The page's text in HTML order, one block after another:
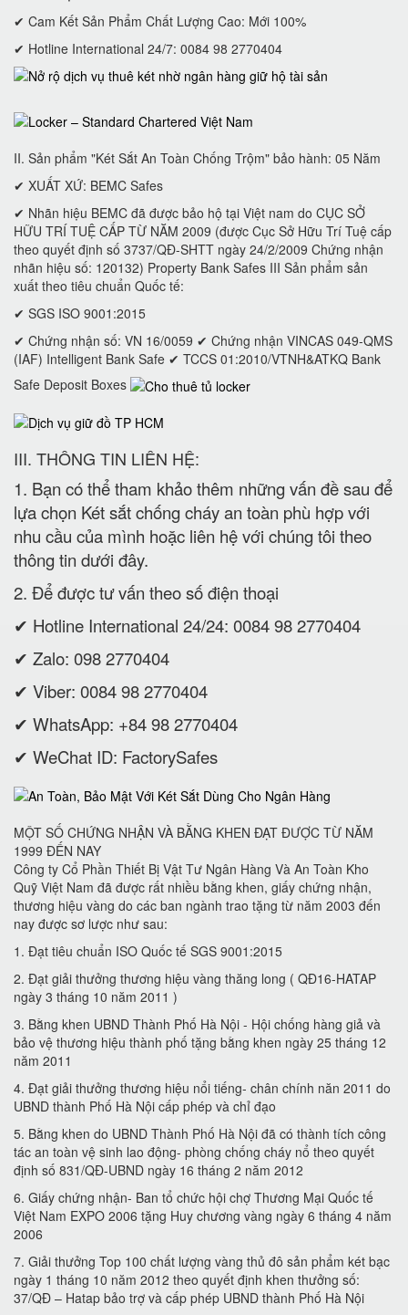
✔ Cam Kết Sản Phẩm Chất Lượng Cao: Mới 100%
✔ Hotline International 24/7: 0084 98 2770404
II. Sản phẩm "Két Sắt An Toàn Chống Trộm" bảo hành: 05 Năm
✔ XUẤT XỨ: BEMC Safes
✔ Nhãn hiệu BEMC đã được bảo hộ tại Việt nam do CỤC SỞ
HỮU TRÍ TUỆ CẤP TỪ NĂM 2009 (được Cục Sở Hữu Trí Tuệ cấp
theo quyết định số 3737/QĐ-SHTT ngày 24/2/2009 Chứng nhận
nhãn hiệu số: 120132) Property Bank Safes III Sản phẩm sản
xuất theo tiêu chuẩn Quốc tế:
✔ SGS ISO 9001:2015
✔ Chứng nhận số: VN 16/0059 ✔ Chứng nhận VINCAS 049-QMS
(IAF) Intelligent Bank Safe ✔ TCCS 01:2010/VTNH&ATKQ Bank
Safe Deposit Boxes
III. THÔNG TIN LIÊN HỆ:
1. Bạn có thể tham khảo thêm những vấn đề sau để
lựa chọn Két sắt chống cháy an toàn phù hợp với
nhu cầu của mình hoặc liên hệ với chúng tôi theo
thông tin dưới đây.
2. Để được tư vấn theo số điện thoại
✔ Hotline International 24/24: 0084 98 2770404
✔ Zalo: 098 2770404
✔ Viber: 0084 98 2770404
✔ WhatsApp: +84 98 2770404
✔ WeChat ID: FactorySafes
MỘT SỐ CHỨNG NHẬN VÀ BẰNG KHEN ĐẠT ĐƯỢC TỪ NĂM
1999 ĐẾN NAY
Công ty Cổ Phần Thiết Bị Vật Tư Ngân Hàng Và An Toàn Kho
Quỹ Việt Nam đã được rất nhiều bằng khen, giấy chứng nhận,
thương hiệu vàng do các ban ngành trao tặng từ năm 2003 đến
nay được sơ lược như sau:
1. Đạt tiêu chuẩn ISO Quốc tế SGS 9001:2015
2. Đạt giải thưởng thương hiệu vàng thăng long ( QĐ16-HATAP
ngày 3 tháng 10 năm 2011 )
3. Bằng khen UBND Thành Phố Hà Nội - Hội chống hàng giả và
bảo vệ thương hiệu thành phố tặng bằng khen ngày 25 tháng 12
năm 2011
4. Đạt giải thưởng thương hiệu nổi tiếng- chân chính năn 2011 do
UBND thành Phố Hà Nội cấp phép và chỉ đạo
5. Bằng khen do UBND Thành Phố Hà Nội đã có thành tích công
tác an toàn vệ sinh lao động- phòng chống cháy nổ theo quyết
định số 831/QĐ-UBND ngày 16 tháng 2 năm 2012
6. Giấy chứng nhận- Ban tổ chức hội chợ Thương Mại Quốc tế
Việt Nam EXPO 2006 tặng Huy chương vàng ngày 6 tháng 4 năm
2006
7. Giải thưởng Top 100 chất lượng vàng thủ đô sản phẩm két bạc
ngày 1 tháng 10 năm 2012 theo quyết định khen thưởng số:
37/QĐ – Hatap bảo trợ và cấp phép UBND thành Phố Hà Nội